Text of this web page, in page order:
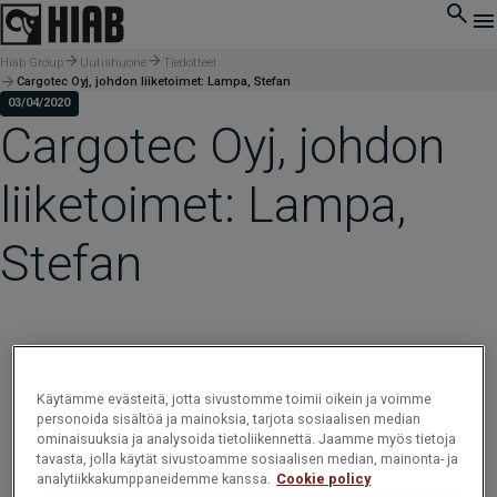
Hiab Group Uutishuone
Tiedotteet
Cargotec Oyj, johdon liiketoimet: Lampa, Stefan
03/04/2020
Cargotec Oyj, johdon
liiketoimet: Lampa,
Stefan
Käytämme evästeitä, jotta sivustomme toimii oikein ja voimme
personoida sisältöä ja mainoksia, tarjota sosiaalisen median
ominaisuuksia ja analysoida tietoliikennettä. Jaamme myös tietoja
tavasta, jolla käytät sivustoamme sosiaalisen median, mainonta- ja
analytiikkakumppaneidemme kanssa.
Cookie policy